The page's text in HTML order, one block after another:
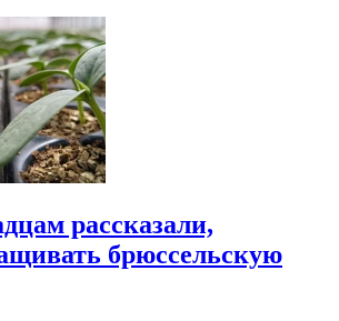
рассказали,
брюссельскую